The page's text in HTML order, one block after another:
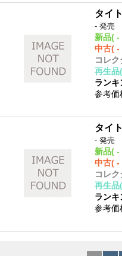
タイ
- 発売
新品( -
中古( -
コレク
再生品
ラン
参考価
タイ
- 発売
新品( -
中古( -
コレク
再生品
ラン
参考価